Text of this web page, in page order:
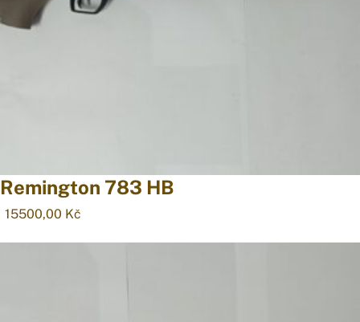
Remington 783 HB
15500,00 Kč